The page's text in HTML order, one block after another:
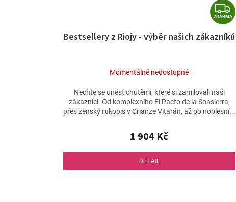
Z
D
A
ZDARMA
Bestsellery z Riojy - výběr našich zákazníků
Momentálně nedostupné
1 904 Kč
DETAIL
Nechte se unést chutěmi, které si zamilovali naši
zákazníci. Od komplexního El Pacto de la Sonsierra,
přes ženský rukopis v Crianze Vitarán, až po noblesní...